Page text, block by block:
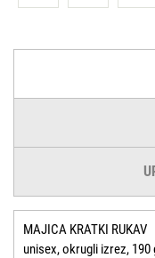
MAJICA KRATKI RUKAV
unisex, okrugli izrez,